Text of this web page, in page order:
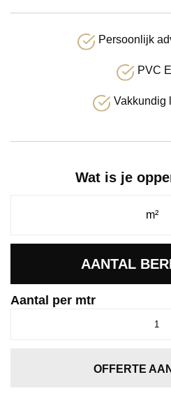
Persoonlijk
PVC
Vakkundig
Wat is je
AANTAL
Aantal per mtr
OFFERTE